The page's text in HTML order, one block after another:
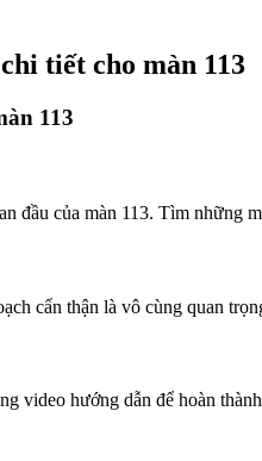
tiết cho màn 113
113
đầu của màn 113. Tìm những
cẩn thận là vô cùng quan
video hướng dẫn để hoàn